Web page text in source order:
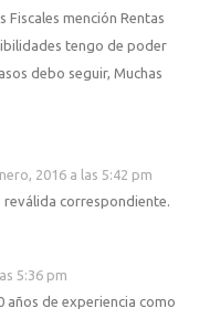
Fiscales mención Rentas
tengo de poder
debo seguir, Muchas
2016 a las 5:42 pm
reválida correspondiente.
5:36 pm
años de experiencia como